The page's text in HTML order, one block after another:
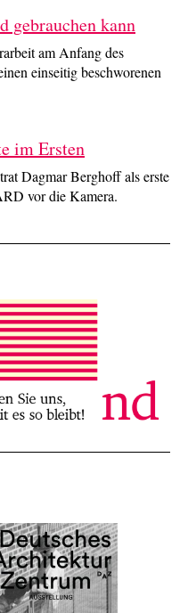
gebrauchen kann
am Anfang des
einseitig beschworenen
im Ersten
Dagmar Berghoff als erste
vor die Kamera.